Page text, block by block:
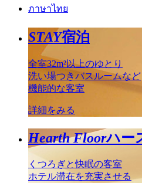
ภาษาไทย
STAY宿泊
全室32m²以上のゆとり
洗い場つきバスルームなど
機能的な客室
詳細をみる
Hearth Floorハー
くつろぎと快眠の客室
ホテル滞在を充実させる